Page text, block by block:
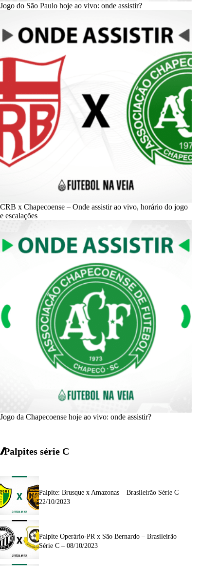
Jogo do São Paulo hoje ao vivo: onde assistir?
CRB x Chapecoense – Onde assistir ao vivo, horário do jogo
e escalações
Jogo da Chapecoense hoje ao vivo: onde assistir?
Palpites série C
Palpite: Brusque x Amazonas – Brasileirão Série C –
22/10/2023
Palpite Operário-PR x São Bernardo – Brasileirão
Série C – 08/10/2023